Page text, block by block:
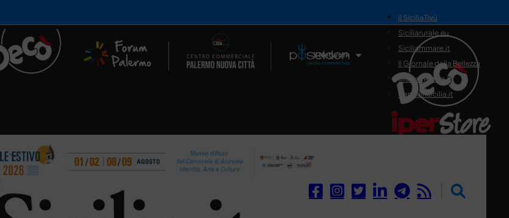
Il Network
il SiciliaTivù
Siciliarurale.eu
Siciliammare.it
Il Giornale della Bellezza
Siciliamedica.it
Sanitainsicilia.it